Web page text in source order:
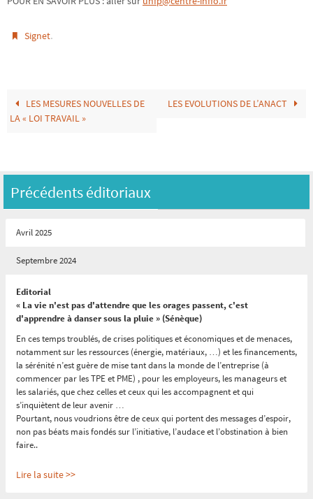
Signet.
LES MESURES NOUVELLES DE
LA « LOI TRAVAIL »
LES EVOLUTIONS DE L’ANACT
Précédents éditoriaux
Avril 2025
Septembre 2024
Editorial
« La vie n'est pas d'attendre que les orages passent, c'est
d'apprendre à danser sous la pluie » (Sénèque)
En ces temps troublés, de crises politiques et économiques et de menaces,
notamment sur les ressources (énergie, matériaux, …) et les financements,
la sérénité n’est guère de mise tant dans la monde de l’entreprise (à
commencer par les TPE et PME) , pour les employeurs, les manageurs et
les salariés, que chez celles et ceux qui les accompagnent et qui
s’inquiètent de leur avenir …
Pourtant, nous voudrions être de ceux qui portent des messages d’espoir,
non pas béats mais fondés sur l’initiative, l’audace et l’obstination à bien
faire..
Lire la suite >>